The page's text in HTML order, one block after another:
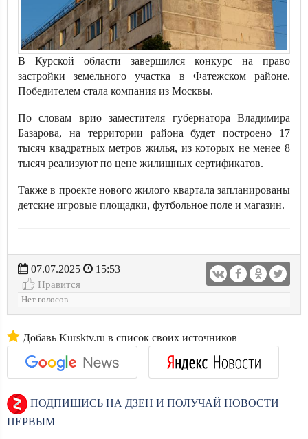
В Курской области завершился конкурс на право
застройки земельного участка в Фатежском районе.
Победителем стала компания из Москвы.
По словам врио заместителя губернатора Владимира
Базарова, на территории района будет построено 17
тысяч квадратных метров жилья, из которых не менее 8
тысяч реализуют по цене жилищных сертификатов.
Также в проекте нового жилого квартала запланированы
детские игровые площадки, футбольное поле и магазин.
07.07.2025
15:53
Нравится
Нет голосов
Добавь Kursktv.ru в список своих источников
ПОДПИШИСЬ НА ДЗЕН И ПОЛУЧАЙ НОВОСТИ
ПЕРВЫМ